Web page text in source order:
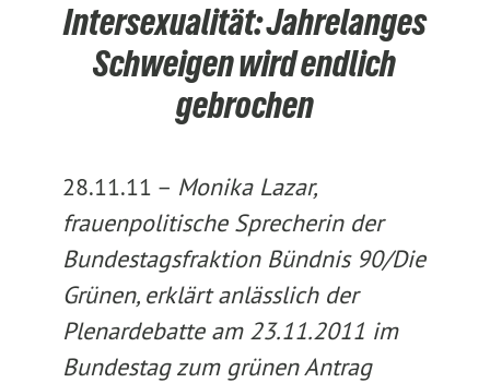
Intersexualität: Jahrelanges
Schweigen wird endlich
gebrochen
28.11.11 – Monika Lazar,
frauenpolitische Sprecherin der
Bundestagsfraktion Bündnis 90/Die
Grünen, erklärt anlässlich der
Plenardebatte am 23.11.2011 im
Bundestag zum grünen Antrag